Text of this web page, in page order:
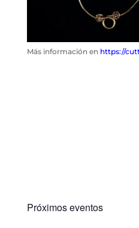
Más información en https://
Próximos eventos